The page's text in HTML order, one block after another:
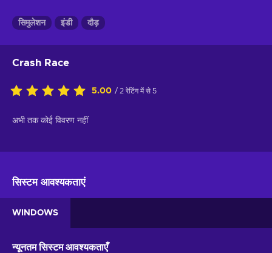
सिमुलेशन इंडी दौड़
Crash Race
5.00 / 2 रेटिंग में से 5
अभी तक कोई विवरण नहीं
सिस्टम आवश्यकताएं
WINDOWS
न्यूनतम सिस्टम आवश्यकताएँ